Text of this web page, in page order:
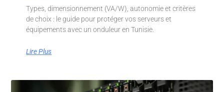
Types, dimensionnement (VA/W), autonomie et critères
de choix : le guide pour protéger vos serveurs et
équipements avec un onduleur en Tunisie.
Lire Plus